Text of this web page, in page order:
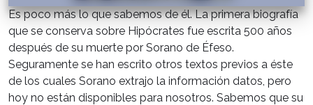
Es poco más lo que sabemos de él. La primera biografía
que se conserva sobre Hipócrates fue escrita 500 años
después de su muerte por Sorano de Éfeso.
Seguramente se han escrito otros textos previos a éste
de los cuales Sorano extrajo la información datos, pero
hoy no están disponibles para nosotros. Sabemos que su